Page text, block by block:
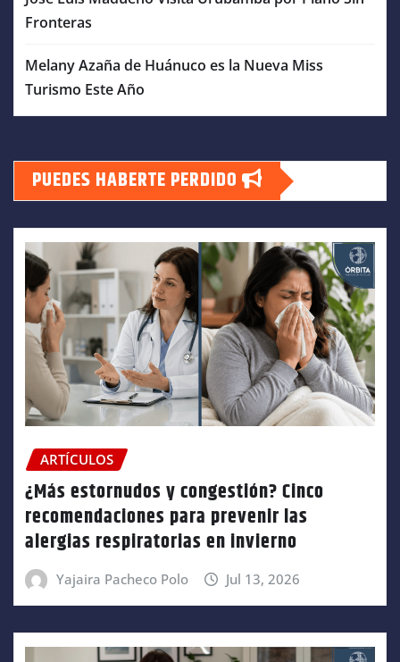
Fronteras
Melany Azaña de Huánuco es la Nueva Miss
Turismo Este Año
PUEDES HABERTE PERDIDO
ARTÍCULOS
¿Más estornudos y congestión? Cinco
recomendaciones para prevenir las
alergias respiratorias en invierno
Yajaira Pacheco Polo Jul 13, 2026